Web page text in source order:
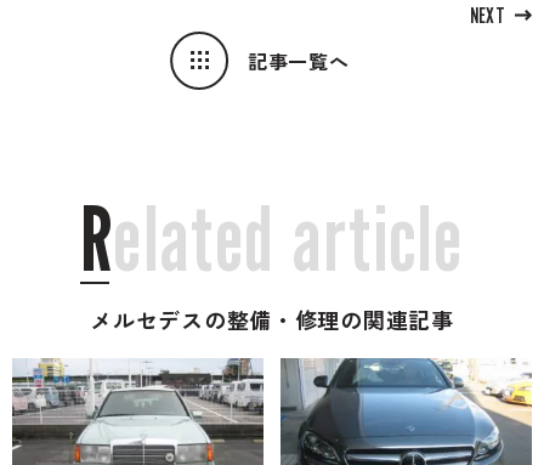
記事一覧へ
NEXT
Related article
メルセデスの整備・修理の関連記事